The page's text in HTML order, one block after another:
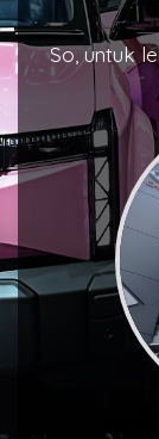
So, untuk